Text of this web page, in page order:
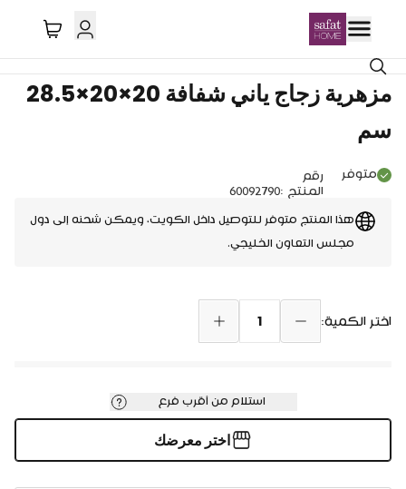
توصيل دول الخليج
مزهرية زجاج ياني شفافة 20×20×28.5
سم
متوفر
رقم
المنتج :
60092790
هذا المنتج متوفر للتوصيل داخل الكويت، ويمكن شحنه إلى دول
مجلس التعاون الخليجي.
اختر الكمية: 1
استلام من أقرب فرع
اختر معرضك